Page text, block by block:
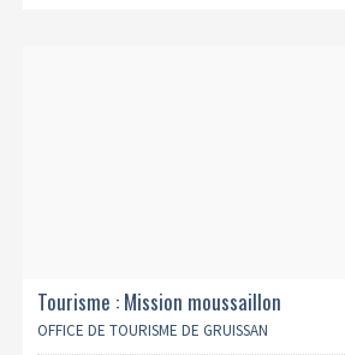
Tourisme : Mission moussaillon
OFFICE DE TOURISME DE GRUISSAN